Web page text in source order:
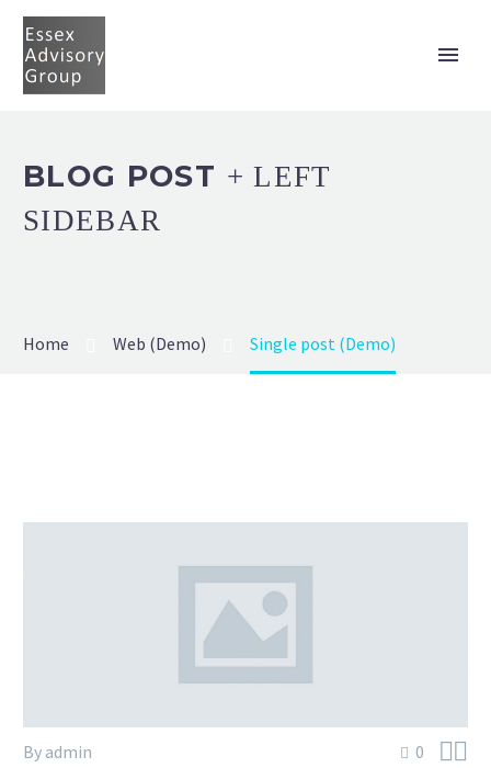
BLOG POST + LEFT
SIDEBAR
Home Web (Demo) Single post (Demo)
0 
By admin